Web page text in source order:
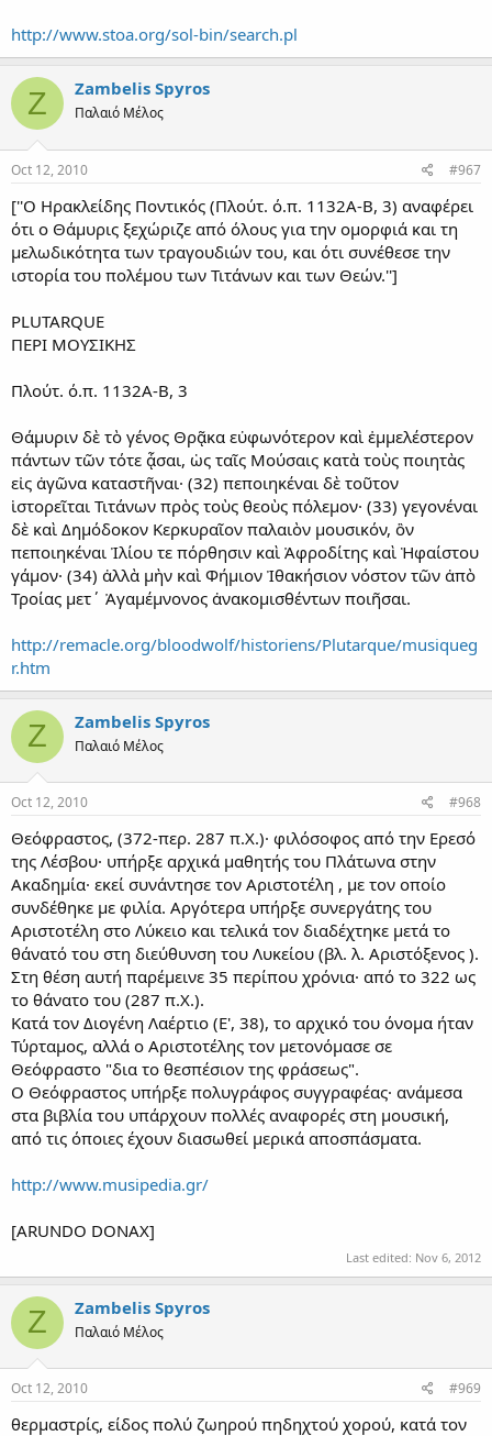
http://www.stoa.org/sol-bin/search.pl
Z Zambelis Spyros
Παλαιό Μέλος
Oct 12, 2010 #967
[''Ο Ηρακλείδης Ποντικός (Πλούτ. ό.π. 1132Α-Β, 3) αναφέρει
ότι ο Θάμυρις ξεχώριζε από όλους για την ομορφιά και τη
μελωδικότητα των τραγουδιών του, και ότι συνέθεσε την
ιστορία του πολέμου των Τιτάνων και των Θεών.'']
PLUTARQUE
ΠΕΡΙ ΜΟΥΣΙΚΗΣ
Πλούτ. ό.π. 1132Α-Β, 3
Θάμυριν δὲ τὸ γένος Θρᾷκα εὐφωνότερον καὶ ἐμμελέστερον
πάντων τῶν τότε ᾆσαι, ὡς ταῖς Μούσαις κατὰ τοὺς ποιητὰς
εἰς ἀγῶνα καταστῆναι· (32) πεποιηκέναι δὲ τοῦτον
ἱστορεῖται Τιτάνων πρὸς τοὺς θεοὺς πόλεμον· (33) γεγονέναι
δὲ καὶ Δημόδοκον Κερκυραῖον παλαιὸν μουσικόν, ὃν
πεποιηκέναι Ἰλίου τε πόρθησιν καὶ Ἀφροδίτης καὶ Ἡφαίστου
γάμον· (34) ἀλλὰ μὴν καὶ Φήμιον Ἰθακήσιον νόστον τῶν ἀπὸ
Τροίας μετ΄ Ἀγαμέμνονος ἀνακομισθέντων ποιῆσαι.
http://remacle.org/bloodwolf/historiens/Plutarque/musiqueg
r.htm
Z Zambelis Spyros
Παλαιό Μέλος
Oct 12, 2010 #968
Θεόφραστος, (372-περ. 287 π.Χ.)· φιλόσοφος από την Ερεσό
της Λέσβου· υπήρξε αρχικά μαθητής του Πλάτωνα στην
Ακαδημία· εκεί συνάντησε τον Αριστοτέλη , με τον οποίο
συνδέθηκε με φιλία. Αργότερα υπήρξε συνεργάτης του
Αριστοτέλη στο Λύκειο και τελικά τον διαδέχτηκε μετά το
θάνατό του στη διεύθυνση του Λυκείου (βλ. λ. Αριστόξενος ).
Στη θέση αυτή παρέμεινε 35 περίπου χρόνια· από το 322 ως
το θάνατο του (287 π.Χ.).
Κατά τον Διογένη Λαέρτιο (Ε', 38), το αρχικό του όνομα ήταν
Τύρταμος, αλλά ο Αριστοτέλης τον μετονόμασε σε
Θεόφραστο "δια το θεσπέσιον της φράσεως".
Ο Θεόφραστος υπήρξε πολυγράφος συγγραφέας· ανάμεσα
στα βιβλία του υπάρχουν πολλές αναφορές στη μουσική,
από τις όποιες έχουν διασωθεί μερικά αποσπάσματα.
http://www.musipedia.gr/
[ARUNDO DONAX]
Last edited: Nov 6, 2012
Z Zambelis Spyros
Παλαιό Μέλος
Oct 12, 2010 #969
θερμαστρίς, είδος πολύ ζωηρού πηδηχτού χορού, κατά τον